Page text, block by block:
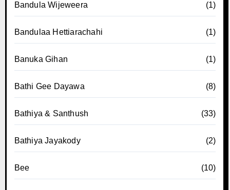
Bandula Wijeweera (1)
Bandulaa Hettiarachahi (1)
Banuka Gihan (1)
Bathi Gee Dayawa (8)
Bathiya & Santhush (33)
Bathiya Jayakody (2)
Bee (10)